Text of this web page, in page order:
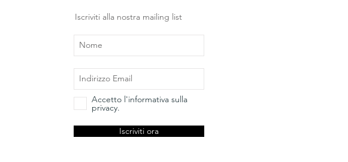
Iscriviti alla nostra mailing list
Accetto l'informativa sulla
privacy.
Iscriviti ora